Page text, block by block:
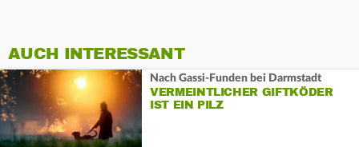
AUCH INTERESSANT
Nach Gassi-Funden bei Darmstadt
VERMEINTLICHER GIFTKÖDER
IST EIN PILZ